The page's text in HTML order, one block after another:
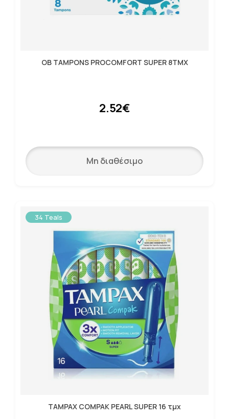
OB TAMPONS PROCOMFORT SUPER 8ΤΜΧ
2.52€
Μη διαθέσιμο
34 Teals
TAMPAX COMPAK PEARL SUPER 16 τμχ